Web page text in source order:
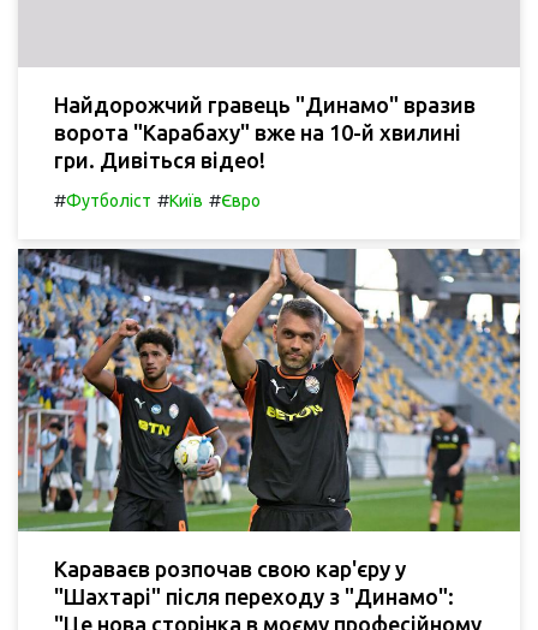
Найдорожчий гравець "Динамо" вразив
ворота "Карабаху" вже на 10-й хвилині
гри. Дивіться відео!
#Футболіст #Київ #Євро
Караваєв розпочав свою кар'єру у
"Шахтарі" після переходу з "Динамо":
"Це нова сторінка в моєму професійному